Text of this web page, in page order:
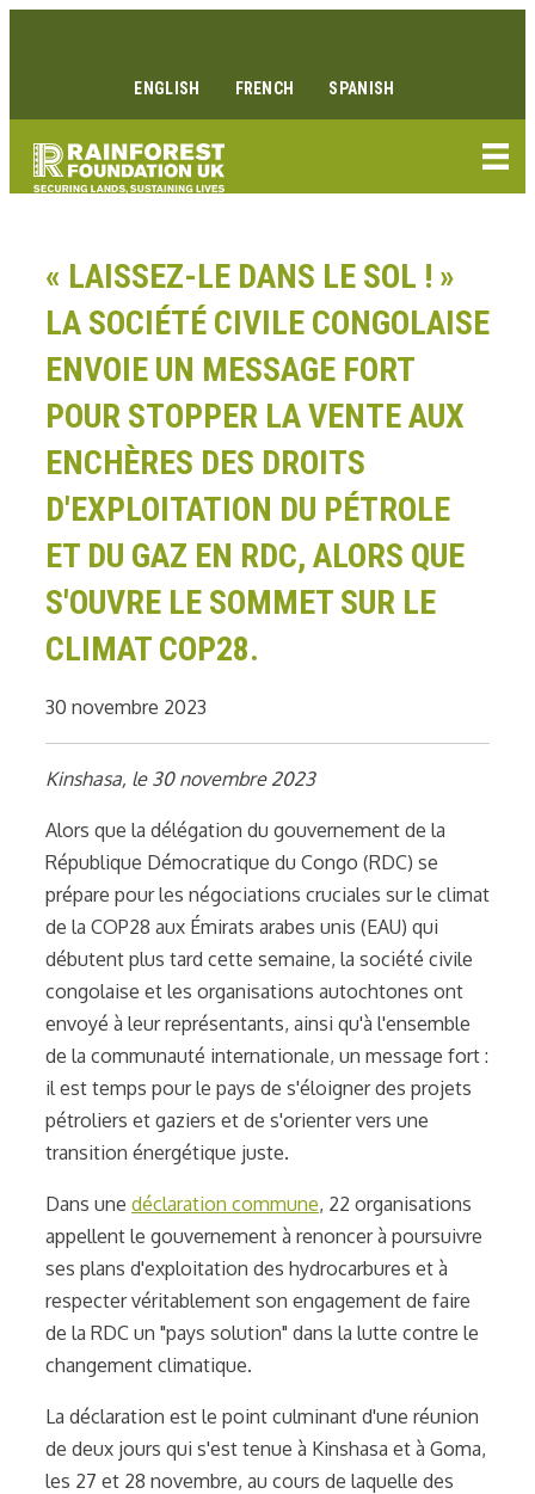
ENGLISH FRENCH SPANISH
« LAISSEZ-LE DANS LE SOL ! »
LA SOCIÉTÉ CIVILE CONGOLAISE
ENVOIE UN MESSAGE FORT
POUR STOPPER LA VENTE AUX
ENCHÈRES DES DROITS
D'EXPLOITATION DU PÉTROLE
ET DU GAZ EN RDC, ALORS QUE
S'OUVRE LE SOMMET SUR LE
CLIMAT COP28.
30 novembre 2023
Kinshasa, le 30 novembre 2023
Alors que la délégation du gouvernement de la
République Démocratique du Congo (RDC) se
prépare pour les négociations cruciales sur le climat
de la COP28 aux Émirats arabes unis (EAU) qui
débutent plus tard cette semaine, la société civile
congolaise et les organisations autochtones ont
envoyé à leur représentants, ainsi qu'à l'ensemble
de la communauté internationale, un message fort :
il est temps pour le pays de s'éloigner des projets
pétroliers et gaziers et de s'orienter vers une
transition énergétique juste.
Dans une déclaration commune, 22 organisations
appellent le gouvernement à renoncer à poursuivre
ses plans d'exploitation des hydrocarbures et à
respecter véritablement son engagement de faire
de la RDC un "pays solution" dans la lutte contre le
changement climatique.
La déclaration est le point culminant d'une réunion
de deux jours qui s'est tenue à Kinshasa et à Goma,
les 27 et 28 novembre, au cours de laquelle des